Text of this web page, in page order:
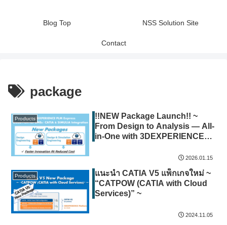
Blog Top NSS Solution Site
Contact
package
Products
!!NEW Package Launch!! ~
From Design to Analysis — All-
in-One with 3DEXPERIENCE
2026.01.15
Products
แนะนำ CATIA V5 แพ็กเกจใหม่ ~
“CATPOW (CATIA with Cloud
Services)” ~
2024.11.05